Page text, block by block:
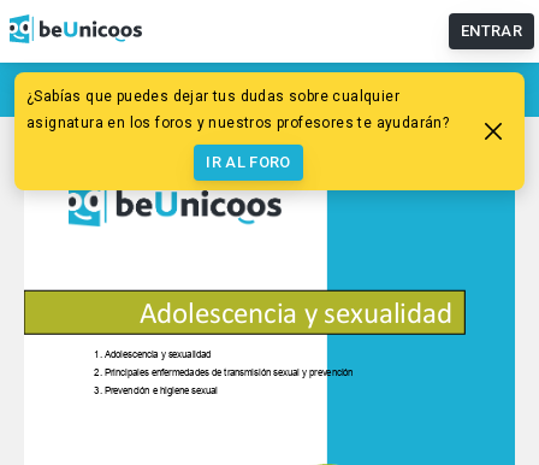
ENTRAR
¿Sabías que puedes dejar tus dudas sobre cualquier
asignatura en los foros y nuestros profesores te ayudarán?
IR AL FORO